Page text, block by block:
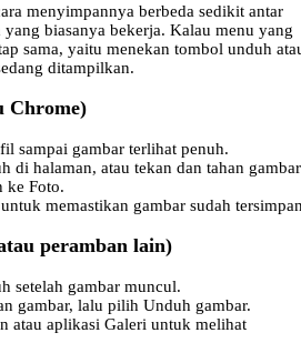
menyimpannya berbeda sedikit antar
biasanya bekerja. Kalau menu yang
sama, yaitu menekan tombol unduh
ditampilkan.
Chrome)
sampai gambar terlihat penuh.
di halaman, atau tekan dan tahan gambar
ke Foto.
memastikan gambar sudah
peramban lain)
setelah gambar muncul.
gambar, lalu pilih Unduh gambar.
atau aplikasi Galeri untuk melihat